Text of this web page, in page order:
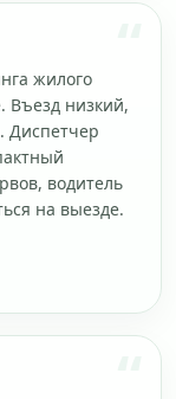
жилого
Въезд низкий,
Диспетчер
водитель
на выезде.